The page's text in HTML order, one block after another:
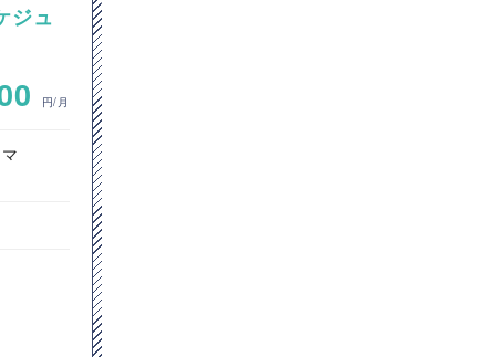
ジュ
・保
円/月